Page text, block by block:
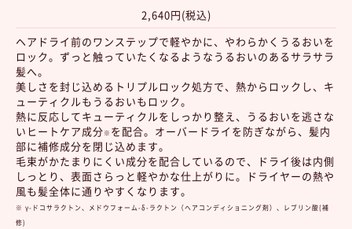
2,640円(税込)
ヘアドライ前のワンステップで軽やかに、やわらかくうるおいを
ロック。ずっと触っていたくなるようなうるおいのあるサラサラ
髪へ。
美しさを封じ込めるトリプルロック処方で、熱からロックし、キ
ューティクルもうるおいもロック。
熱に反応してキューティクルをしっかり整え、うるおいを逃さな
いヒートケア成分※ を配合。オーバードライを防ぎながら、髪内
部に補修成分を閉じ込めます。
毛束がかたまりにくい成分を配合しているので、ドライ後は内側
しっとり、表面さらっと軽やかな仕上がりに。ドライヤーの熱や
風も髪全体に通りやすくなります。
※ γ-ドコサラクトン、メドウフォーム-δ-ラクトン
（ヘアコンディショニング剤）、レブリン酸(補
修)